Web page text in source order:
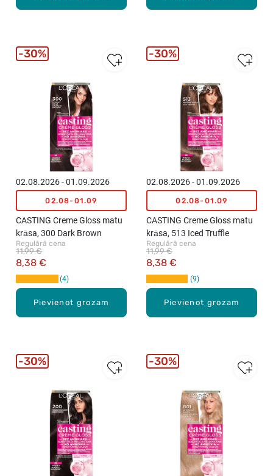
Pievienot grozam
02.08.2026 - 01.09.2026
02.08-01.09
CASTING Creme Gloss matu
krāsa, 300 Dark Brown
Regulārā cena
8,38 €
11,99 €
4
30%
Pievienot grozam
02.08.2026 - 01.09.2026
02.08-01.09
CASTING Creme Gloss matu
krāsa, 513 Iced Truffle
Regulārā cena
8,38 €
11,99 €
9
30%
30% 30%